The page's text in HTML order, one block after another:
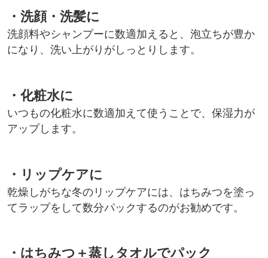
・洗顔・洗髪に
洗顔料やシャンプーに数適加えると、泡立ちが豊か
になり、洗い上がりがしっとりします。
・化粧水に
いつもの化粧水に数適加えて使うことで、保湿力が
アップします。
・リップケアに
乾燥しがちな冬のリップケアには、はちみつを塗っ
てラップをして数分パックするのがお勧めです。
・はちみつ＋蒸しタオルでパック